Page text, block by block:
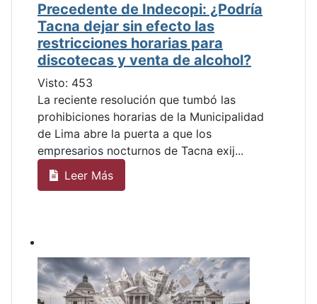
Precedente de Indecopi: ¿Podría
Tacna dejar sin efecto las
restricciones horarias para
discotecas y venta de alcohol?
Visto: 453
La reciente resolución que tumbó las
prohibiciones horarias de la Municipalidad
de Lima abre la puerta a que los
empresarios nocturnos de Tacna exij...
Leer Más